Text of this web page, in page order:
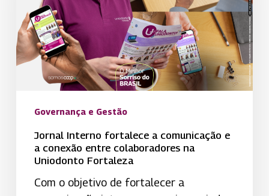
comunicação
e
a
conexão
colaboradores
Fortaleza
Governança e Gestão
Jornal Interno fortalece a comunicação e
a conexão entre colaboradores na
Uniodonto Fortaleza
Com o objetivo de fortalecer a